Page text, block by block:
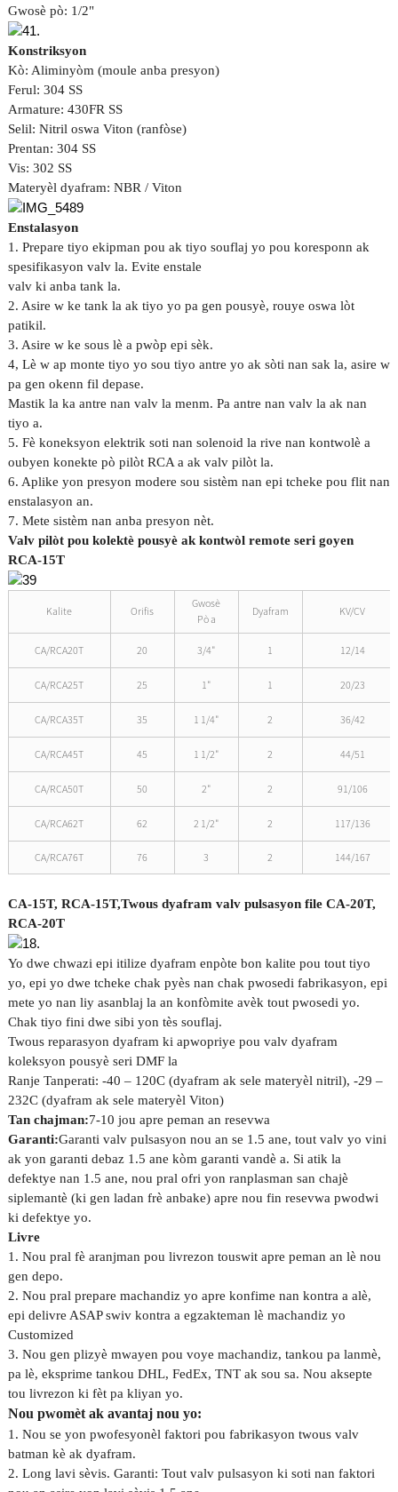
Gwosè pò: 1/2"
Konstriksyon
Kò: Aliminyòm (moule anba presyon)
Ferul: 304 SS
Armature: 430FR SS
Selil: Nitril oswa Viton (ranfòse)
Prentan: 304 SS
Vis: 302 SS
Materyèl dyafram: NBR / Viton
Enstalasyon
1. Prepare tiyo ekipman pou ak tiyo souflaj yo pou koresponn ak
spesifikasyon valv la. Evite enstale
valv ki anba tank la.
2. Asire w ke tank la ak tiyo yo pa gen pousyè, rouye oswa lòt
patikil.
3. Asire w ke sous lè a pwòp epi sèk.
4, Lè w ap monte tiyo yo sou tiyo antre yo ak sòti nan sak la, asire w
pa gen okenn fil depase.
Mastik la ka antre nan valv la menm. Pa antre nan valv la ak nan
tiyo a.
5. Fè koneksyon elektrik soti nan solenoid la rive nan kontwolè a
oubyen konekte pò pilòt RCA a ak valv pilòt la.
6. Aplike yon presyon modere sou sistèm nan epi tcheke pou flit nan
enstalasyon an.
7. Mete sistèm nan anba presyon nèt.
Valv pilòt pou kolektè pousyè ak kontwòl remote seri goyen
RCA-15T
Kalite Orifis
Gwosè
Pò a
Dyafram KV/CV
CA/RCA20T 20 3/4" 1 12/14
CA/RCA25T 25 1" 1 20/23
CA/RCA35T 35 1 1/4" 2 36/42
CA/RCA45T 45 1 1/2" 2 44/51
CA/RCA50T 50 2" 2 91/106
CA/RCA62T 62 2 1/2" 2 117/136
CA/RCA76T 76 3 2 144/167
CA-15T, RCA-15T,Twous dyafram valv pulsasyon file CA-20T,
RCA-20T
Yo dwe chwazi epi itilize dyafram enpòte bon kalite pou tout tiyo
yo, epi yo dwe tcheke chak pyès nan chak pwosedi fabrikasyon, epi
mete yo nan liy asanblaj la an konfòmite avèk tout pwosedi yo.
Chak tiyo fini dwe sibi yon tès souflaj.
Twous reparasyon dyafram ki apwopriye pou valv dyafram
koleksyon pousyè seri DMF la
Ranje Tanperati: -40 – 120C (dyafram ak sele materyèl nitril), -29 –
232C (dyafram ak sele materyèl Viton)
Tan chajman:7-10 jou apre peman an resevwa
Garanti:Garanti valv pulsasyon nou an se 1.5 ane, tout valv yo vini
ak yon garanti debaz 1.5 ane kòm garanti vandè a. Si atik la
defektye nan 1.5 ane, nou pral ofri yon ranplasman san chajè
siplemantè (ki gen ladan frè anbake) apre nou fin resevwa pwodwi
ki defektye yo.
Livre
1. Nou pral fè aranjman pou livrezon touswit apre peman an lè nou
gen depo.
2. Nou pral prepare machandiz yo apre konfime nan kontra a alè,
epi delivre ASAP swiv kontra a egzakteman lè machandiz yo
Customized
3. Nou gen plizyè mwayen pou voye machandiz, tankou pa lanmè,
pa lè, eksprime tankou DHL, FedEx, TNT ak sou sa. Nou aksepte
tou livrezon ki fèt pa kliyan yo.
Nou pwomèt ak avantaj nou yo:
1. Nou se yon pwofesyonèl faktori pou fabrikasyon twous valv
batman kè ak dyafram.
2. Long lavi sèvis. Garanti: Tout valv pulsasyon ki soti nan faktori